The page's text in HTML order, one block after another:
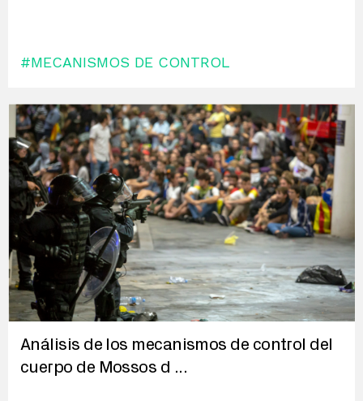
#MECANISMOS DE CONTROL
Análisis de los mecanismos de control del
cuerpo de Mossos d ...